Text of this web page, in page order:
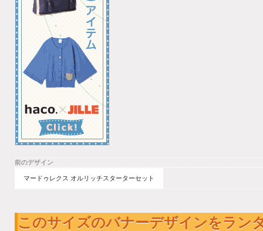
前のデザイン
マードゥレクス オルリッチスターターセット
このサイズのバナーデザインをラン